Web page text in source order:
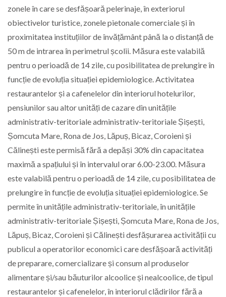
zonele în care se desfășoară pelerinaje, în exteriorul
obiectivelor turistice, zonele pietonale comerciale și în
proximitatea instituțiilor de învățământ până la o distanță de
50 m de intrarea în perimetrul școlii. Măsura este valabilă
pentru o perioadă de 14 zile, cu posibilitatea de prelungire în
funcție de evoluția situației epidemiologice. Activitatea
restaurantelor și a cafenelelor din interiorul hotelurilor,
pensiunilor sau altor unități de cazare din unitățile
administrativ-teritoriale administrativ-teritoriale Șișești,
Șomcuta Mare, Rona de Jos, Lăpuș, Bicaz, Coroieni și
Călinești este permisă fără a depăși 30% din capacitatea
maximă a spațiului și în intervalul orar 6.00-23.00. Măsura
este valabilă pentru o perioadă de 14 zile, cu posibilitatea de
prelungire în funcție de evoluția situației epidemiologice. Se
permite în unitățile administrativ-teritoriale, în unitățile
administrativ-teritoriale Șișești, Șomcuta Mare, Rona de Jos,
Lăpuș, Bicaz, Coroieni și Călinești desfășurarea activității cu
publicul a operatorilor economici care desfășoară activități
de preparare, comercializare și consum al produselor
alimentare și/sau băuturilor alcoolice și nealcoolice, de tipul
restaurantelor și cafenelelor, în interiorul clădirilor fără a